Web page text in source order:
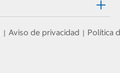
| Aviso de privacidad | Política